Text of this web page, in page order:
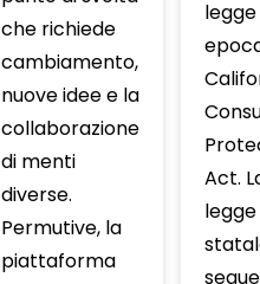
che richiede
cambiamento,
nuove idee e la
collaborazione
di menti
diverse.
Permutive, la
piattaforma
legge
Act.
legge